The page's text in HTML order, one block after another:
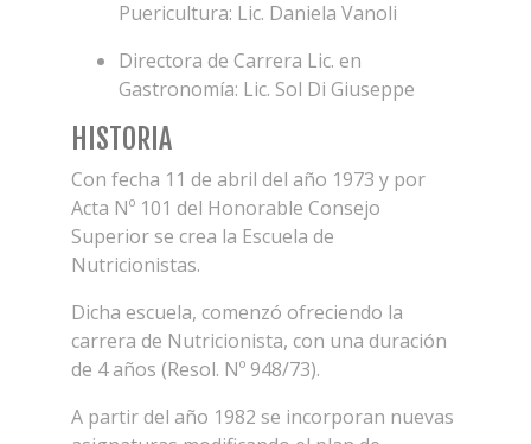
Puericultura: Lic. Daniela Vanoli
Directora de Carrera Lic. en
Gastronomía: Lic. Sol Di Giuseppe
HISTORIA
Con fecha 11 de abril del año 1973 y por
Acta Nº 101 del Honorable Consejo
Superior se crea la Escuela de
Nutricionistas.
Dicha escuela, comenzó ofreciendo la
carrera de Nutricionista, con una duración
de 4 años (Resol. Nº 948/73).
A partir del año 1982 se incorporan nuevas